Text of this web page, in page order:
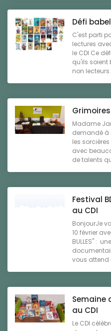
Défi
C'est parti
lectures
le CDI Ce
qu'ils soient
non
Madame
demandé à
les
avec
de talents
Festival
au CDI
BonjourJe
10 février
BULLES" :
vous attend
Semaine
au CDI
Le CDI